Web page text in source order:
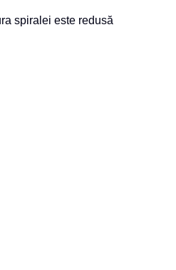
spiralei este redusă